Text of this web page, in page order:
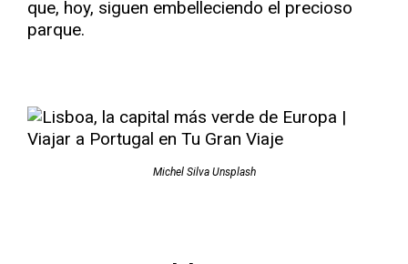
que, hoy, siguen embelleciendo el precioso
parque.
Michel Silva Unsplash